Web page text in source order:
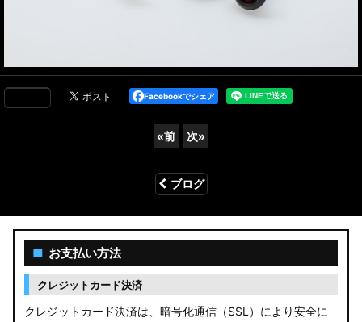
Facebookでシェア
«前 次»
ブログ
■ お支払い方法
クレジットカード決済
クレジットカード決済は、暗号化通信（SSL）により安全に